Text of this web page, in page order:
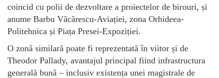
coincid cu polii de dezvoltare a proiectelor de birouri, și
anume Barbu Văcărescu-Aviației, zona Orhideea-
Politehnica și Piața Presei-Expoziției.
O zonă similară poate fi reprezentată în viitor și de
Theodor Pallady, avantajul principal fiind infrastructura
generală bună – inclusiv existența unei magistrale de